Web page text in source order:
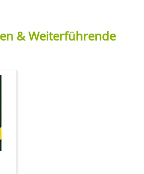
& Weiterführende